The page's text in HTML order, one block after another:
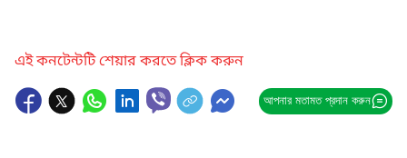
এই কনটেন্টটি শেয়ার করতে ক্লিক করুন
আপনার মতামত প্রদান করুন